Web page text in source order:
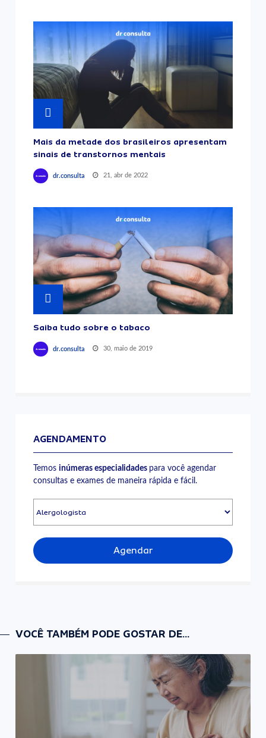
Mais da metade dos brasileiros apresentam
sinais de transtornos mentais
dr.consulta 21, abr de 2022
Saiba tudo sobre o tabaco
dr.consulta 30, maio de 2019
AGENDAMENTO
Temosinúmeras especialidades para você agendar
consultas e exames de maneira rápida e fácil.
Agendar
VOCÊ TAMBÉM PODE GOSTAR DE...